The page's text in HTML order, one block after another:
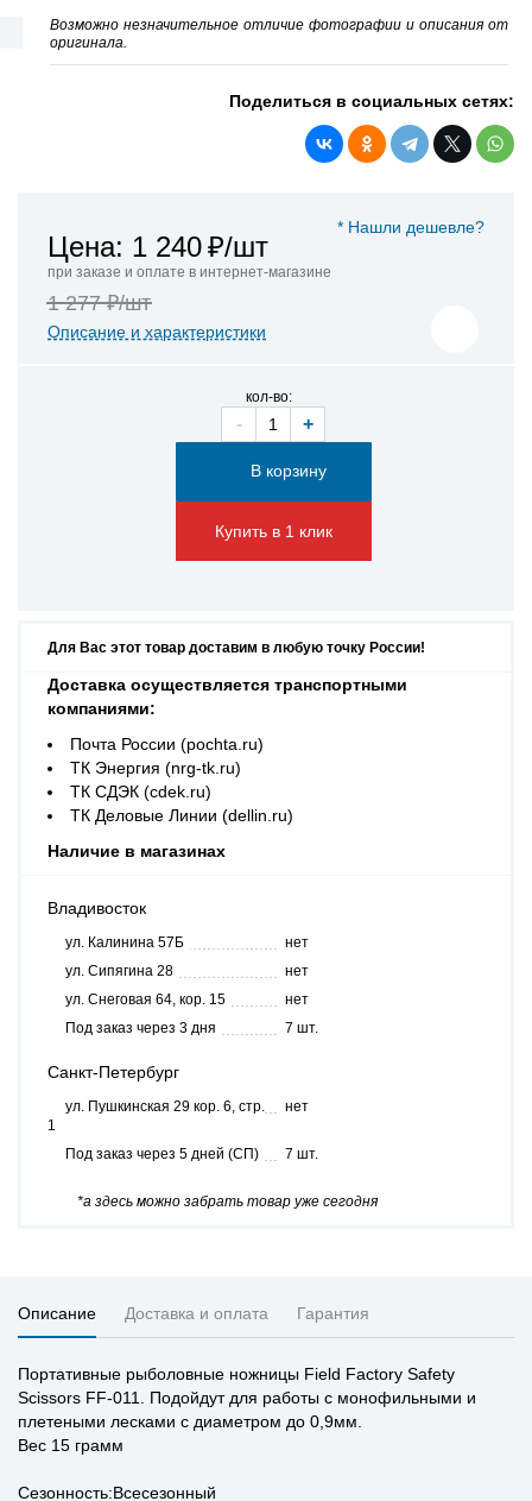
Возможно незначительное отличие фотографии и описания от
оригинала.
Поделиться в социальных сетях:
* Нашли дешевле?
Цена: 1 240₽/шт
при заказе и оплате в интернет-магазине
1 277 ₽/шт
Описание и характеристики
кол-во:
- +
Купить в 1 клик
Для Вас этот товар доставим в любую точку России!
Доставка осуществляется транспортными
компаниями:
Почта России (pochta.ru)
ТК Энергия (nrg-tk.ru)
ТК СДЭК (cdek.ru)
ТК Деловые Линии (dellin.ru)
Наличие в магазинах
Владивосток
ул. Калинина 57Б
нет
ул. Сипягина 28
нет
ул. Снеговая 64, кор. 15
нет
Под заказ через 3 дня
7 шт.
Санкт-Петербург
ул. Пушкинская 29 кор. 6, стр.
1
нет
Под заказ через 5 дней (СП) 7 шт.
*а здесь можно забрать товар уже сегодня
Описание Доставка и оплата Гарантия
Портативные рыболовные ножницы Field Factory Safety
Scissors FF-011. Подойдут для работы с монофильными и
плетеными лесками с диаметром до 0,9мм.
Вес 15 грамм
Сезонность:Всесезонный